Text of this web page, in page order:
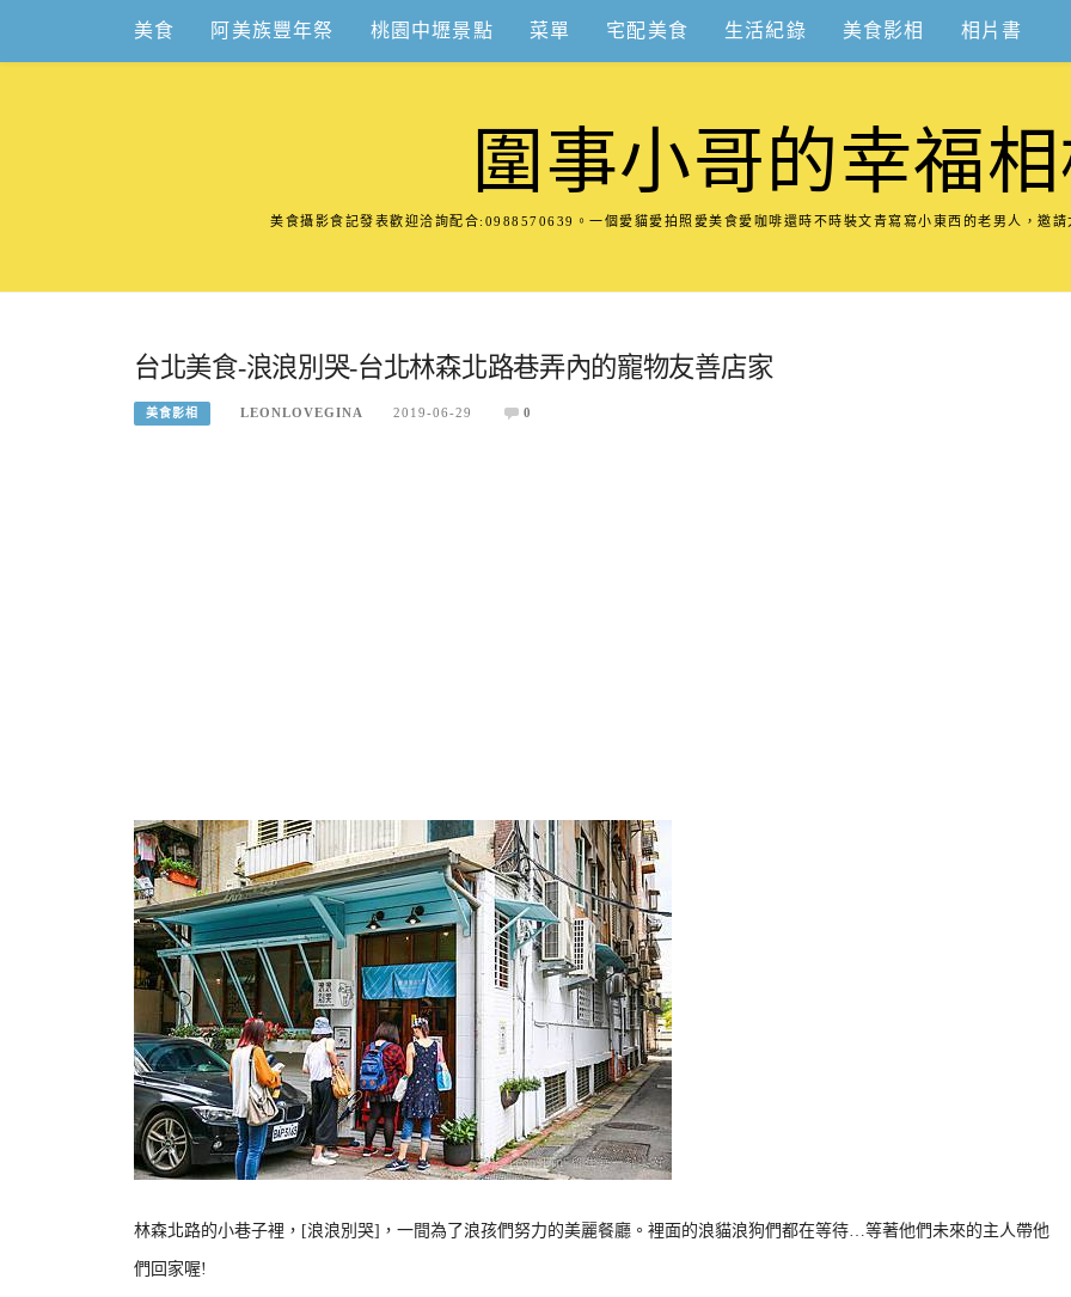
content
美食 阿美族豐年祭 桃園中壢景點 菜單 宅配美食 生活紀錄 美食影相 相片書
圍事小哥的幸福
美食攝影食記發表歡迎洽詢配合:0988570639。一個愛貓愛拍照愛美食愛咖啡還時不時裝文青寫寫小東西的老男人，邀
台北美食-浪浪別哭-台北林森北路巷弄內的寵物友善店家
美食影相 LEONLOVEGINA 2019-06-29 0
林森北路的小巷子裡，[浪浪別哭]，一間為了浪孩們努力的美麗餐廳。裡面的浪貓浪狗們都在等待…等著他們未來的主人帶他
們回家喔!